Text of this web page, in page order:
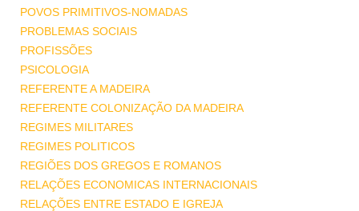
POVOS PRIMITIVOS-NOMADAS
PROBLEMAS SOCIAIS
PROFISSÕES
PSICOLOGIA
REFERENTE A MADEIRA
REFERENTE COLONIZAÇÃO DA MADEIRA
REGIMES MILITARES
REGIMES POLITICOS
REGIÕES DOS GREGOS E ROMANOS
RELAÇÕES ECONOMICAS INTERNACIONAIS
RELAÇÕES ENTRE ESTADO E IGREJA